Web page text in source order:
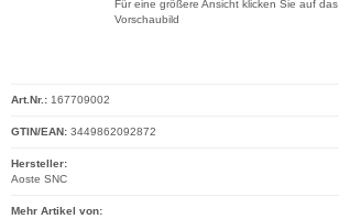
Für eine größere Ansicht klicken Sie auf das
Vorschaubild
Art.Nr.: 167709002
GTIN/EAN: 3449862092872
Hersteller:
Aoste SNC
Mehr Artikel von: